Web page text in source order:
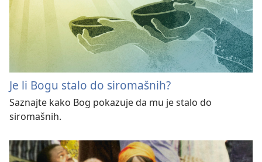
Je li Bogu stalo do siromašnih?
Saznajte kako Bog pokazuje da mu je stalo do
siromašnih.